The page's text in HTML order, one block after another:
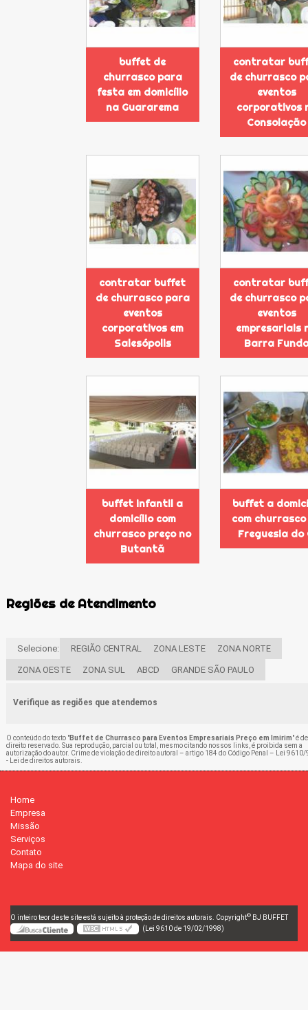
buffet de
churrasco para
festa em domicílio
na Guararema
contratar
de churrasco
eventos
corporativos
Consolação
contratar buffet
de churrasco para
eventos
corporativos em
Salesópolis
contratar
de churrasco
eventos
empresariais
Barra
buffet infantil a
domicílio com
churrasco preço no
Butantã
buffet a
com
Freguesia do
Regiões de Atendimento
Selecione: REGIÃO CENTRAL ZONA LESTE ZONA NORTE
ZONA OESTE ZONA SUL ABCD GRANDE SÃO PAULO
Verifique as regiões que atendemos
O conteúdo do texto "Buffet de Churrasco para Eventos Empresariais Preço em Imirim" é de
direito reservado. Sua reprodução, parcial ou total, mesmo citando nossos links, é proibida sem a
autorização do autor. Crime de violação de direito autoral – artigo 184 do Código Penal –
Lei 9610/
- Lei de direitos autorais
Home
Empresa
Missão
Serviços
Contato
Mapa do site
O inteiro teor deste site está sujeito à proteção de direitos autorais. Copyright© BJ BUFFET
(Lei 9610 de 19/02/1998)